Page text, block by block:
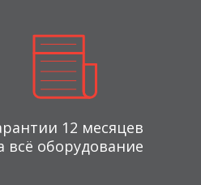
12 месяцев
всё оборудование